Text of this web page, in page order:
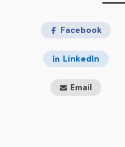
retisser une nouvelle
Ce podcast s’adressera
Hébergé par Ausha.
pour
Facebook
LinkedIn
Email